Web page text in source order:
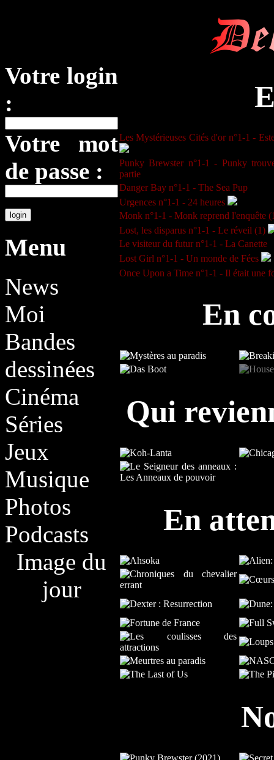
Votre login
:
Votre mot
de passe :
Menu
News
Moi
Bandes
dessinées
Cinéma
Séries
Jeux
Musique
Photos
Podcasts
Image du
jour
Les Mystérieuses Cités d'or n°1-1 -
Punky Brewster n°1-1 - Punky
partie
Danger Bay n°1-1 - The Sea Pup
Urgences n°1-1 - 24 heures
Monk n°1-1 - Monk reprend l'enquête
Lost, les disparus n°1-1 - Le réveil (1)
Le visiteur du futur n°1-1 - La Canette
Lost Girl n°1-1 - Un monde de Fées
Once Upon a Time n°1-1 - Il était une
En
Qui
En